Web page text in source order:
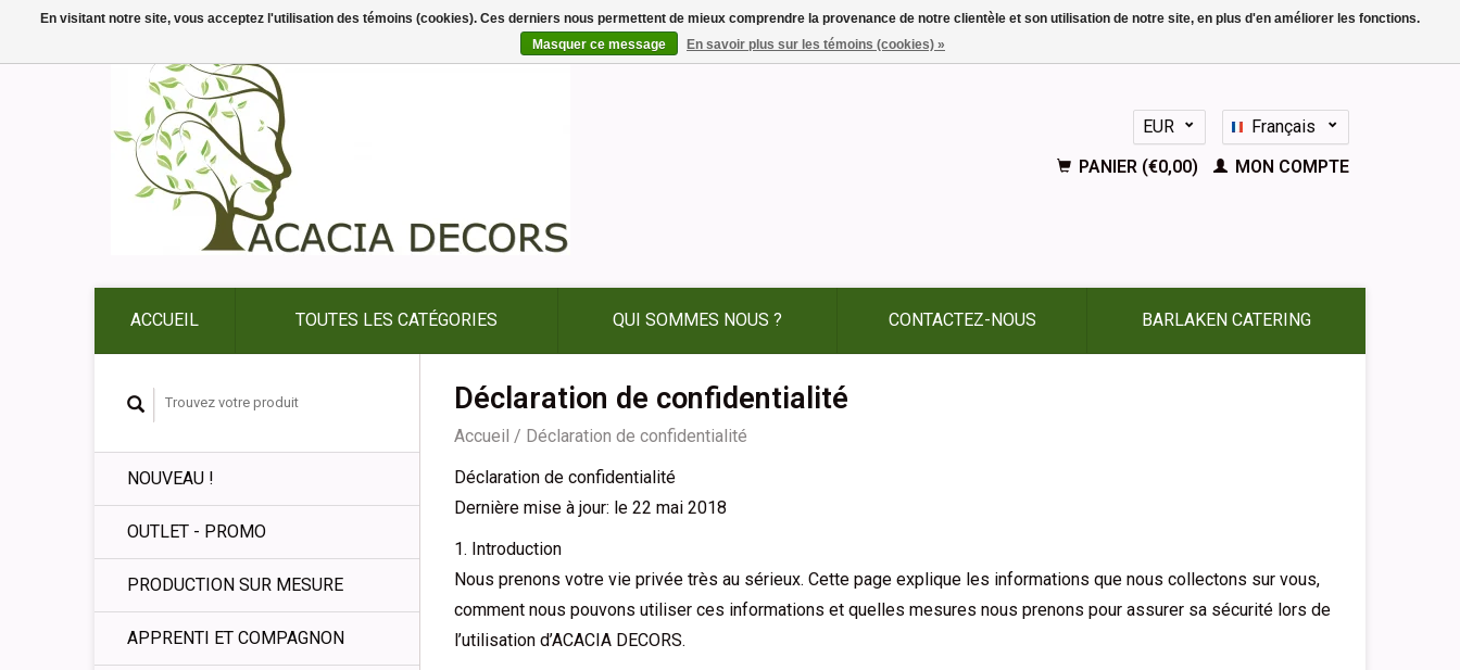
EUR
GBP
Français
Nederlands
Deutsch
PANIER (€0,00) MON COMPTE
ACCUEIL TOUTES LES CATÉGORIES QUI SOMMES NOUS ? CONTACTEZ-NOUS BARLAKEN CATERING
NOUVEAU !
OUTLET - PROMO
PRODUCTION SUR MESURE
APPRENTI ET COMPAGNON
Déclaration de confidentialité
Accueil / Déclaration de confidentialité
Déclaration de confidentialité
Dernière mise à jour: le 22 mai 2018
1. Introduction
Nous prenons votre vie privée très au sérieux. Cette page explique les informations que nous collectons sur vous,
comment nous pouvons utiliser ces informations et quelles mesures nous prenons pour assurer sa sécurité lors de
l’utilisation d’ACACIA DECORS.
En visitant notre site, vous acceptez l'utilisation des témoins (cookies). Ces derniers nous permettent de mieux comprendre la provenance de notre clientèle et son utilisation de notre site, en plus d'en améliorer les fonctions.
Masquer ce message
En savoir plus sur les témoins (cookies) »